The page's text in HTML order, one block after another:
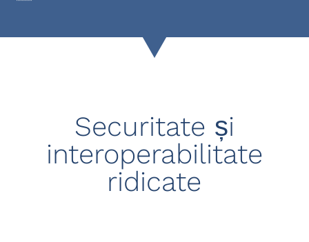
Securitate și
interoperabilitate
ridicate